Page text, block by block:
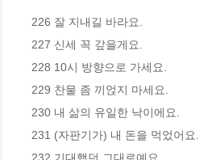
226 잘 지내길 바라요.
227 신세 꼭 갚을게요.
228 10시 방향으로 가세요.
229 찬물 좀 끼얹지 마세요.
230 내 삶의 유일한 낙이에요.
231 (자판기가) 내 돈을 먹었어요.
232 기대했던 그대로예요.